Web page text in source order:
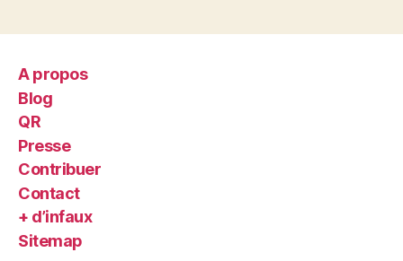
A propos
Blog
QR
Presse
Contribuer
Contact
+ d’infaux
Sitemap